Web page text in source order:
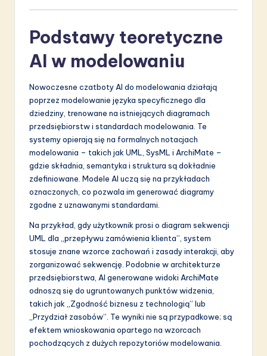
o
ti
o
Podstawy teoretyczne
AI w modelowaniu
Nowoczesne czatboty AI do modelowania działają
poprzez modelowanie języka specyficznego dla
dziedziny, trenowane na istniejących diagramach
przedsiębiorstw i standardach modelowania. Te
systemy opierają się na formalnych notacjach
modelowania – takich jak UML, SysML i ArchiMate –
gdzie składnia, semantyka i struktura są dokładnie
zdefiniowane. Modele AI uczą się na przykładach
oznaczonych, co pozwala im generować diagramy
zgodne z uznawanymi standardami.
Na przykład, gdy użytkownik prosi o diagram sekwencji
UML dla „przepływu zamówienia klienta”, system
stosuje znane wzorce zachowań i zasady interakcji, aby
zorganizować sekwencję. Podobnie w architekturze
przedsiębiorstwa, AI generowane widoki ArchiMate
odnoszą się do ugruntowanych punktów widzenia,
takich jak „Zgodność biznesu z technologią” lub
„Przydział zasobów”. Te wyniki nie są przypadkowe; są
efektem wnioskowania opartego na wzorcach
pochodzących z dużych repozytoriów modelowania.